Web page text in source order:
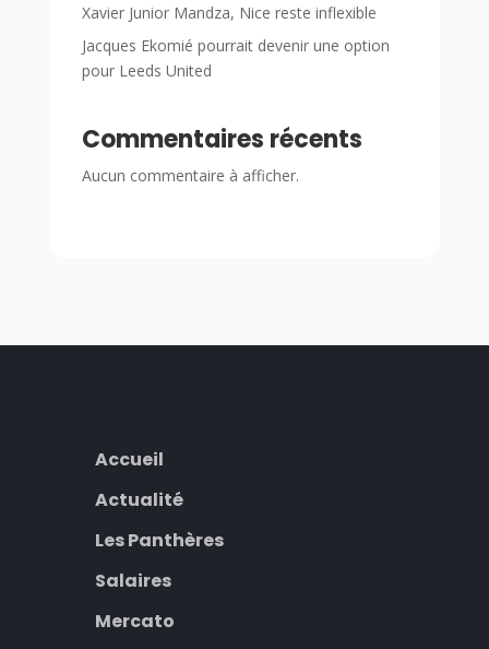
Xavier Junior Mandza, Nice reste inflexible
Jacques Ekomié pourrait devenir une option
pour Leeds United
Commentaires récents
Aucun commentaire à afficher.
Accueil
Actualité
Les Panthères
Salaires
Mercato